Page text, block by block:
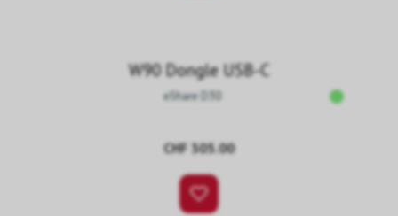
W90 Dongle USB-C
eShare D30
CHF 305.00